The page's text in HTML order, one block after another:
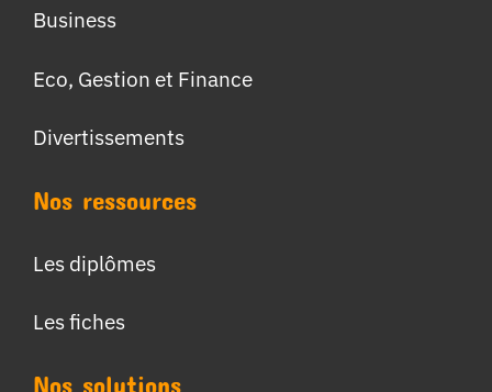
Business
Eco, Gestion et Finance
Divertissements
Nos ressources
Les diplômes
Les fiches
Nos solutions